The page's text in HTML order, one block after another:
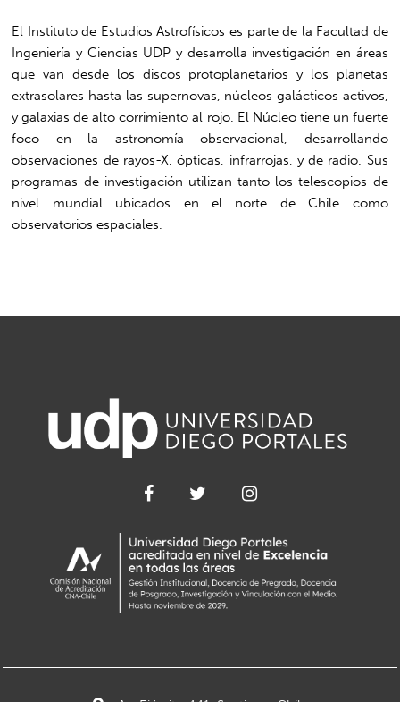
El Instituto de Estudios Astrofísicos es parte de la Facultad de
Ingeniería y Ciencias UDP y desarrolla investigación en áreas
que van desde los discos protoplanetarios y los planetas
extrasolares hasta las supernovas, núcleos galácticos activos,
y galaxias de alto corrimiento al rojo. El Núcleo tiene un fuerte
foco en la astronomía observacional, desarrollando
observaciones de rayos-X, ópticas, infrarrojas, y de radio. Sus
programas de investigación utilizan tanto los telescopios de
nivel mundial ubicados en el norte de Chile como
observatorios espaciales.